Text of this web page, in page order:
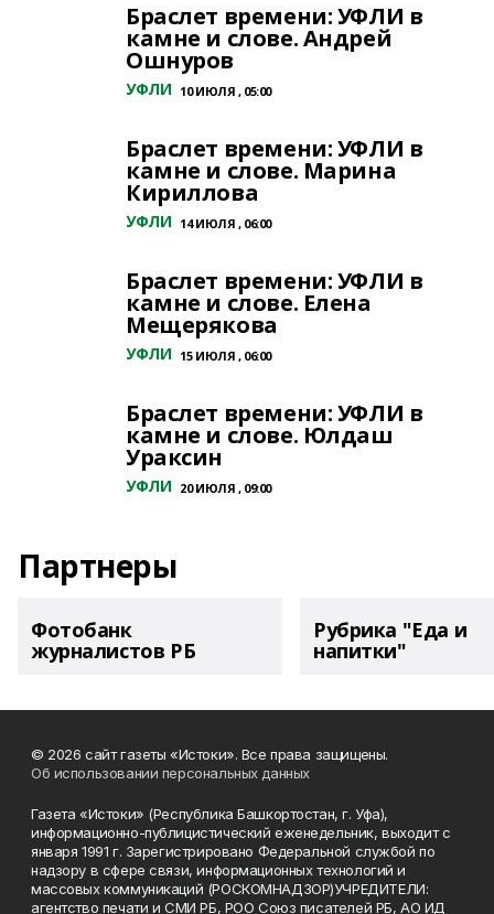
Браслет времени: УФЛИ в
камне и слове. Андрей
Ошнуров
УФЛИ 10 ИЮЛЯ , 05:00
Браслет времени: УФЛИ в
камне и слове. Марина
Кириллова
УФЛИ 14 ИЮЛЯ , 06:00
Браслет времени: УФЛИ в
камне и слове. Елена
Мещерякова
УФЛИ 15 ИЮЛЯ , 06:00
Браслет времени: УФЛИ в
камне и слове. Юлдаш
Ураксин
УФЛИ 20 ИЮЛЯ , 09:00
Партнеры
Фотобанк
журналистов РБ
Рубрика "Еда и
напитки"
© 2026 сайт газеты «Истоки». Все права защищены.
Об использовании персональных данных
Газета «Истоки» (Республика Башкортостан, г. Уфа),
информационно-публицистический еженедельник, выходит с
января 1991 г. Зарегистрировано Федеральной службой по
надзору в сфере связи, информационных технологий и
массовых коммуникаций (РОСКОМНАДЗОР)УЧРЕДИТЕЛИ:
агентство печати и СМИ РБ, РОО Союз писателей РБ, АО ИД